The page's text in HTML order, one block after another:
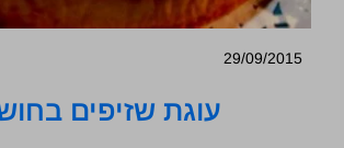
29/09/2015
עוגת שזיפים